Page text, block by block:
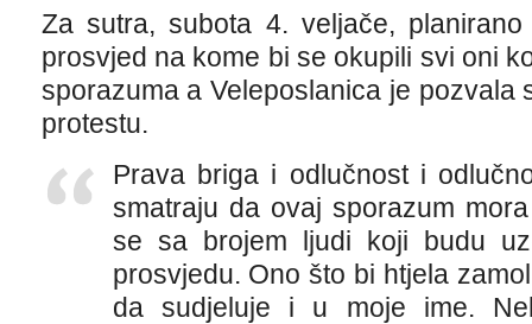
Za sutra, subota 4. veljače,
prosvjed na kome bi se okupili svi oni
sporazuma a Veleposlanica je pozvala
protestu.
Prava briga i odlučnost i
smatraju da ovaj sporazum
se sa brojem ljudi koji budu
prosvjedu. Ono što bi htjela
da sudjeluje i u moje ime.